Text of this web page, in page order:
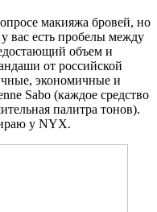
макияжа бровей, но
вас есть пробелы между
объем и
от российской
экономичные и
Sabo (каждое средство
палитра тонов).
у NYX.